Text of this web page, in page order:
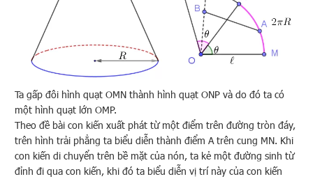
Ta gấp đôi hình quạt OMN thành hình quạt ONP và do đó ta có
một hình quạt lớn OMP.
Theo đề bài con kiến xuất phát từ một điểm trên đường tròn đáy,
trên hình trải phẳng ta biểu diễn thành điểm A trên cung MN. Khi
con kiến di chuyển trên bề mặt của nón, ta kẻ một đường sinh từ
đỉnh đi qua con kiến, khi đó ta biểu diễn vị trí này của con kiến